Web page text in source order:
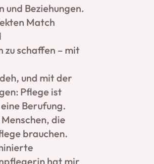
und Beziehungen.
Match
zu schaffen – mit
und mit der
Pflege ist
Berufung.
die
brauchen.
hat mir